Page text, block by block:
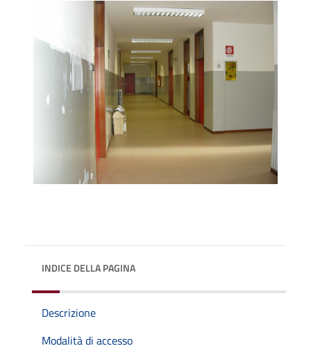
INDICE DELLA PAGINA
Descrizione
Modalità di accesso